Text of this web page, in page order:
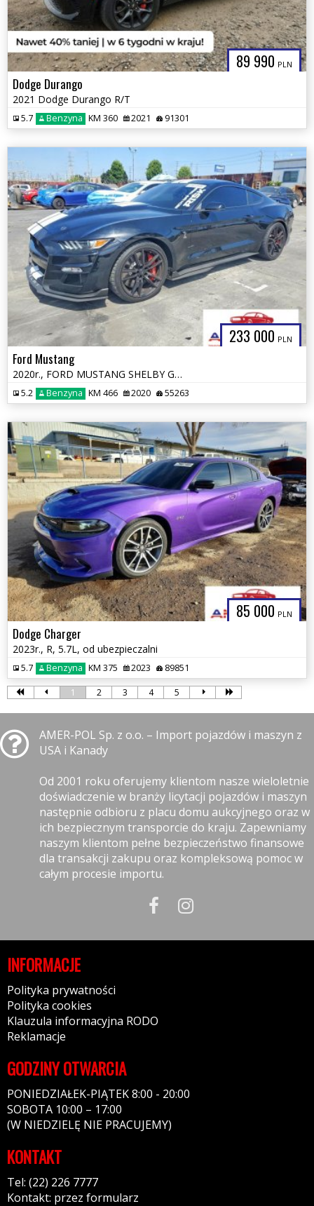
89 990 PLN
Dodge Durango
2021 Dodge Durango R/T
5.7 Benzyna KM 360 2021 91301
233 000 PLN
Ford Mustang
2020r., FORD MUSTANG SHELBY GT500, 5.2L, od ubezpieczalni
5.2 Benzyna KM 466 2020 55263
85 000 PLN
Dodge Charger
2023r., R, 5.7L, od ubezpieczalni
5.7 Benzyna KM 375 2023 89851
1 2 3 4 5
AMER-POL Sp. z o.o. – Import pojazdów i maszyn z
USA i Kanady
Od 2001 roku oferujemy klientom nasze wieloletnie
doświadczenie w branży licytacji pojazdów i maszyn
następnie odbioru z placu domu aukcyjnego oraz w
ich bezpiecznym transporcie do kraju. Zapewniamy
naszym klientom pełne bezpieczeństwo finansowe
dla transakcji zakupu oraz kompleksową pomoc w
całym procesie importu.
INFORMACJE
Polityka prywatności
Polityka cookies
Klauzula informacyjna RODO
Reklamacje
GODZINY OTWARCIA
PONIEDZIAŁEK-PIĄTEK 8:00 - 20:00
SOBOTA 10:00 – 17:00
(W NIEDZIELĘ NIE PRACUJEMY)
KONTAKT
Tel: (22) 226 7777
Kontakt: przez formularz